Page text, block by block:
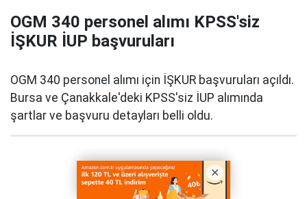
OGM 340 personel alımı KPSS'siz
İŞKUR İUP başvuruları
OGM 340 personel alımı için İŞKUR başvuruları açıldı.
Bursa ve Çanakkale'deki KPSS'siz İUP alımında
şartlar ve başvuru detayları belli oldu.